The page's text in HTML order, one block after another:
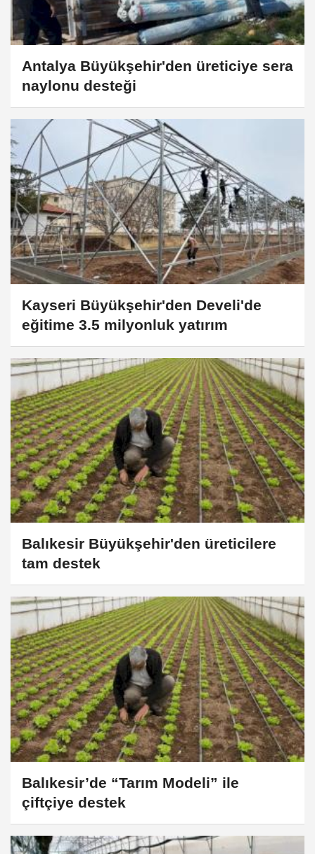
Antalya Büyükşehir'den üreticiye sera
naylonu desteği
Kayseri Büyükşehir'den Develi'de
eğitime 3.5 milyonluk yatırım
Balıkesir Büyükşehir'den üreticilere
tam destek
Balıkesir’de “Tarım Modeli” ile
çiftçiye destek